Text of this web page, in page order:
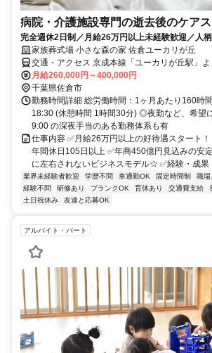
病院・介護施設専門の逝去後のケア
完全週休2日制／月給26万円以上未経験歓迎／人
家族葬式場 小さな森の家 佐倉ユーカリが丘
交通・アクセス 京成本線「ユーカリが丘駅」
OK
月給260,000円～400,000円
千葉県佐倉市
勤務時間詳細 総労働時間：1ヶ月あたり160時
18:30 (休憩時間 1時間30分) ◎夜勤など、希望
9:00 の深夜手当のある勤務体系も有
仕事内容 ✅月給26万円以上の好待遇スタート！
年間休日105日以上 ✅年商450億円見込みの安
に左右されないビジネスモデル☆ ✅経験・成果
業界未経験者歓迎 学歴不問 車通勤OK 固定時間制 職場
経験不問
研修あり ブランクOK 育休あり 交通費支給
土日祝休み
友達と応募OK
アルバイト・パート